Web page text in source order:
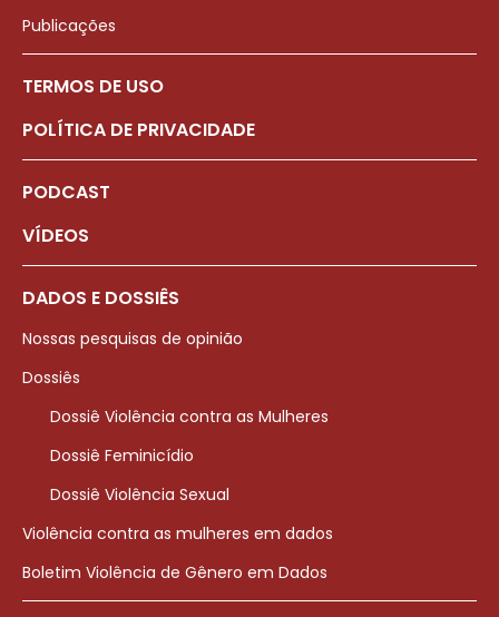
Publicações
TERMOS DE USO
POLÍTICA DE PRIVACIDADE
PODCAST
VÍDEOS
DADOS E DOSSIÊS
Nossas pesquisas de opinião
Dossiês
Dossiê Violência contra as Mulheres
Dossiê Feminicídio
Dossiê Violência Sexual
Violência contra as mulheres em dados
Boletim Violência de Gênero em Dados